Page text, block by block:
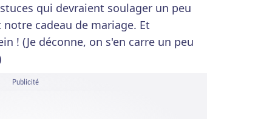
qui devraient soulager un peu
cadeau de mariage. Et
! (Je déconne, on s'en carre un peu
Publicité